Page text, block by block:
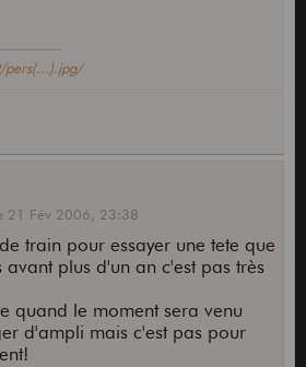
pers(...).jpg/
21 Fév 2006, 23:38
train pour essayer une tete que
plus d'un an c'est pas très
quand le moment sera venu
d'ampli mais c'est pas pour